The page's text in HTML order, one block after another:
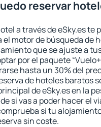
reservar
a través de eSky.es te
el motor de búsqueda de
que se ajuste a
por el paquete
hasta un 30% del
de hoteles baratos
de eSky.es en la
si vas a poder hacer el
si tu
sin coste.